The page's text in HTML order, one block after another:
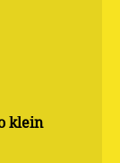
klein